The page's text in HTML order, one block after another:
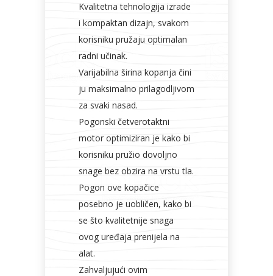
Kvalitetna tehnologija izrade
i kompaktan dizajn, svakom
korisniku pružaju optimalan
radni učinak.
Varijabilna širina kopanja čini
ju maksimalno prilagodljivom
za svaki nasad.
Pogonski četverotaktni
motor optimiziran je kako bi
korisniku pružio dovoljno
snage bez obzira na vrstu tla.
Pogon ove kopačice
posebno je uobličen, kako bi
se što kvalitetnije snaga
ovog uređaja prenijela na
alat.
Zahvaljujući ovim